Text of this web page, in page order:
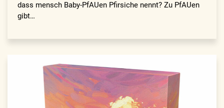
dass mensch Baby-PfAUen Pfirsiche nennt? Zu PfAUen
gibt…